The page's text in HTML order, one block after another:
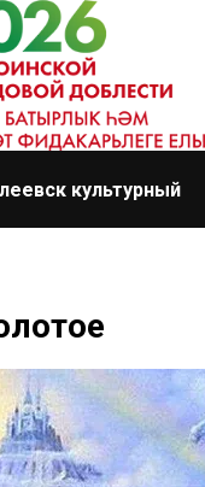
культурный